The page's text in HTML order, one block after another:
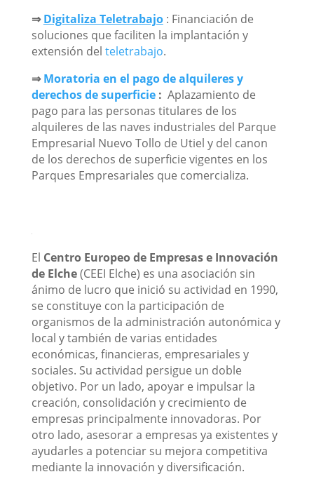
⇒Digitaliza Teletrabajo: Financiación de
soluciones que faciliten la implantación y
extensión del teletrabajo.
⇒Moratoria en el pago de alquileres y
derechos de superficie: Aplazamiento de
pago para las personas titulares de los
alquileres de las naves industriales del Parque
Empresarial Nuevo Tollo de Utiel y del canon
de los derechos de superficie vigentes en los
Parques Empresariales que comercializa.
El Centro Europeo de Empresas e Innovación
de Elche(CEEI Elche) es una asociación sin
ánimo de lucro que inició su actividad en 1990,
se constituye con la participación de
organismos de la administración autonómica y
local y también de varias entidades
económicas, financieras, empresariales y
sociales. Su actividad persigue un doble
objetivo. Por un lado, apoyar e impulsar la
creación, consolidación y crecimiento de
empresas principalmente innovadoras. Por
otro lado, asesorar a empresas ya existentes y
ayudarles a potenciar su mejora competitiva
mediante la innovación y diversificación.